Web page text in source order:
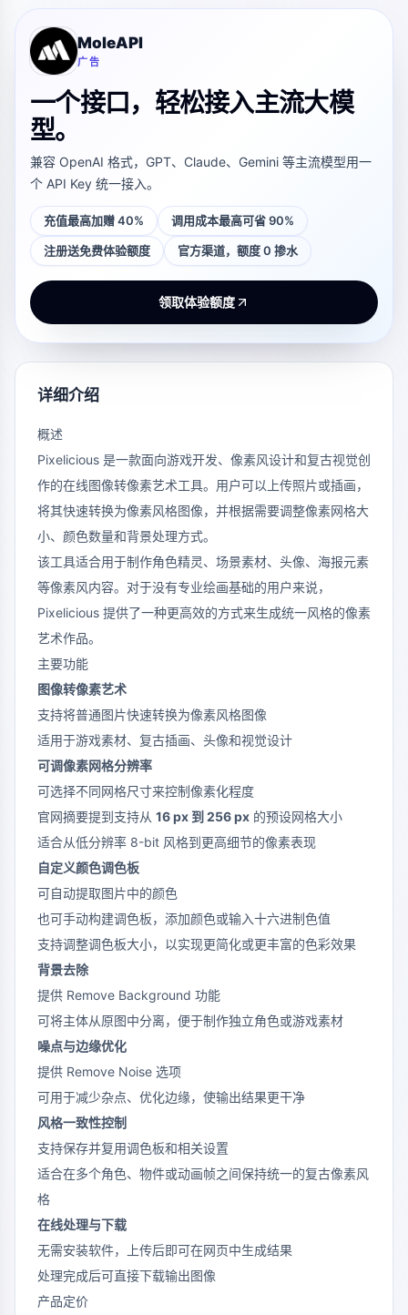
MoleAPI
广告
一个接口，轻松接入主流大模
型。
兼容 OpenAI 格式，GPT、Claude、Gemini 等主流模型用一
个 API Key 统一接入。
充值最高加赠 40% 调用成本最高可省 90%
注册送免费体验额度 官方渠道，额度 0 掺水
领取体验额度
详细介绍
概述
Pixelicious 是一款面向游戏开发、像素风设计和复古视觉创
作的在线图像转像素艺术工具。用户可以上传照片或插画，
将其快速转换为像素风格图像，并根据需要调整像素网格大
小、颜色数量和背景处理方式。
该工具适合用于制作角色精灵、场景素材、头像、海报元素
等像素风内容。对于没有专业绘画基础的用户来说，
Pixelicious 提供了一种更高效的方式来生成统一风格的像素
艺术作品。
主要功能
图像转像素艺术
支持将普通图片快速转换为像素风格图像
适用于游戏素材、复古插画、头像和视觉设计
可调像素网格分辨率
可选择不同网格尺寸来控制像素化程度
官网摘要提到支持从 16 px 到 256 px 的预设网格大小
适合从低分辨率 8-bit 风格到更高细节的像素表现
自定义颜色调色板
可自动提取图片中的颜色
也可手动构建调色板，添加颜色或输入十六进制色值
支持调整调色板大小，以实现更简化或更丰富的色彩效果
背景去除
提供 Remove Background 功能
可将主体从原图中分离，便于制作独立角色或游戏素材
噪点与边缘优化
提供 Remove Noise 选项
可用于减少杂点、优化边缘，使输出结果更干净
风格一致性控制
支持保存并复用调色板和相关设置
适合在多个角色、物件或动画帧之间保持统一的复古像素风
格
在线处理与下载
无需安装软件，上传后即可在网页中生成结果
处理完成后可直接下载输出图像
产品定价